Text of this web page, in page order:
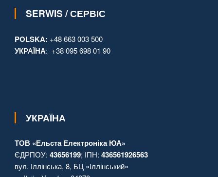
SERWIS / СЕРВІС
POLSKA: +48 663 003 500
УКРАЇНА: +38 095 698 01 90
УКРАЇНА
ТОВ «Ельста Електроніка ЮА»
ЄДРПОУ: 43656199; ІПН: 436561926563
вул. Іллінська, 8, БЦ «Іллінський»